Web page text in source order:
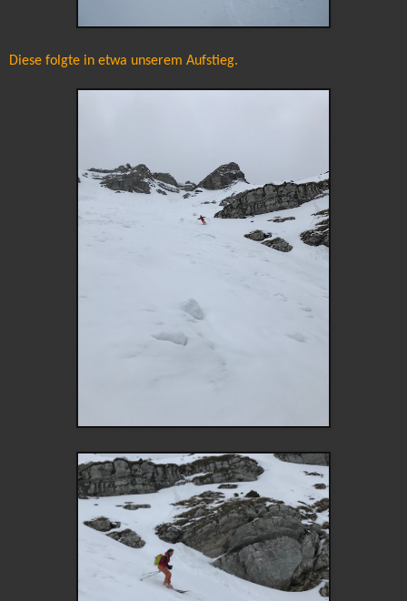
Diese folgte in etwa unserem Aufstieg.